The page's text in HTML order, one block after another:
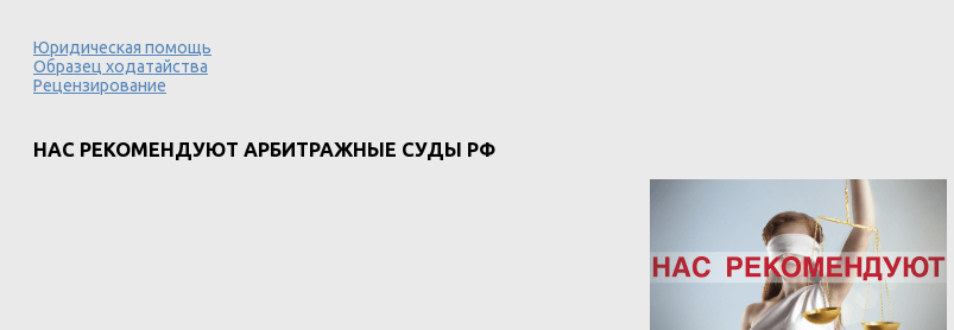
Юридическая помощь
Образец ходатайства
Рецензирование
НАС РЕКОМЕНДУЮТ АРБИТРАЖНЫЕ СУДЫ РФ